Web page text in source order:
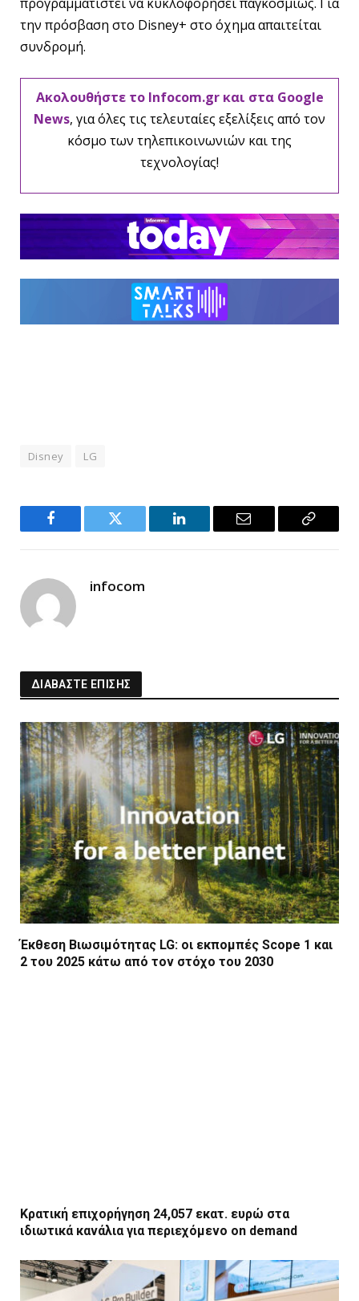
την πρόσβαση στο Disney+ στο όχημα απαιτείται
συνδρομή.
Ακολουθήστε το Infocom.gr και στα Google
News, για όλες τις τελευταίες εξελίξεις από τον
κόσμο των τηλεπικοινωνιών και της
τεχνολογίας!
Disney LG
Facebook Twitter LinkedIn Email
Copy
infocom
ΔΙΑΒΑΣΤΕ ΕΠΙΣΗΣ
Έκθεση Βιωσιμότητας LG: οι εκπομπές Scope 1 και
2 του 2025 κάτω από τον στόχο του 2030
Κρατική επιχορήγηση 24,057 εκατ. ευρώ στα
ιδιωτικά κανάλια για περιεχόμενο on demand